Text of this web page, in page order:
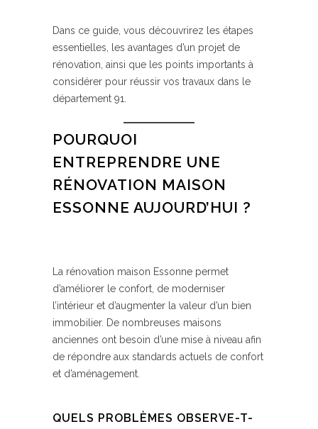
Dans ce guide, vous découvrirez les étapes
essentielles, les avantages d’un projet de
rénovation, ainsi que les points importants à
considérer pour réussir vos travaux dans le
département 91.
POURQUOI
ENTREPRENDRE UNE
RÉNOVATION MAISON
ESSONNE AUJOURD’HUI ?
La rénovation maison Essonne permet
d’améliorer le confort, de moderniser
l’intérieur et d’augmenter la valeur d’un bien
immobilier. De nombreuses maisons
anciennes ont besoin d’une mise à niveau afin
de répondre aux standards actuels de confort
et d’aménagement.
QUELS PROBLÈMES OBSERVE-T-